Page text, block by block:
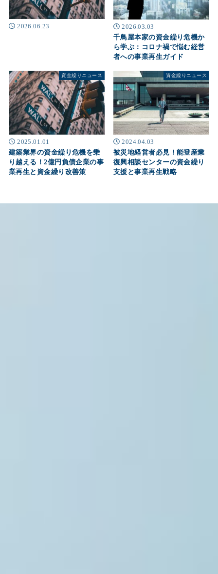
2026.06.23 2026.03.03
千鳥屋本家の資金繰り危機か
ら学ぶ：コロナ禍で悩む経営
者への事業再生ガイド
資金繰りニュース
2025.01.01
建築業界の資金繰り危機を乗
り越える！2億円負債企業の事
業再生と資金繰り改善策
資金繰りニュース
2024.04.03
被災地経営者必見！能登産業
復興相談センターの資金繰り
支援と事業再生戦略